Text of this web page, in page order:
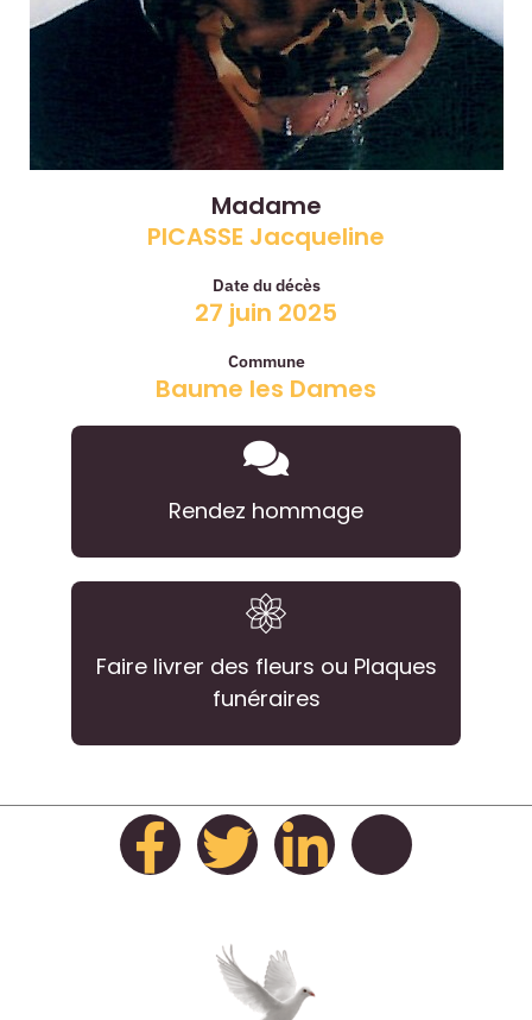
Madame
PICASSE Jacqueline
Date du décès
27 juin 2025
Commune
Baume les Dames
Rendez hommage
Faire livrer des fleurs ou Plaques
funéraires